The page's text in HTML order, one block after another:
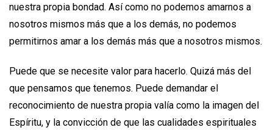
nuestra propia bondad. Así como no podemos amarnos a
nosotros mismos más que a los demás, no podemos
permitirnos amar a los demás más que a nosotros mismos.
Puede que se necesite valor para hacerlo. Quizá más del
que pensamos que tenemos. Puede demandar el
reconocimiento de nuestra propia valía como la imagen del
Espíritu, y la convicción de que las cualidades espirituales